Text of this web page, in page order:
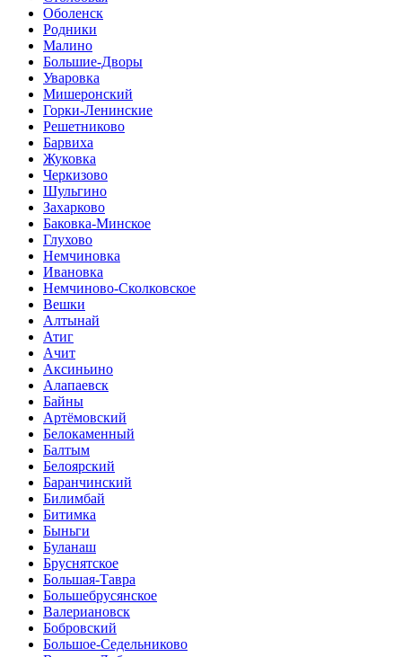
Оболенск
Родники
Малино
Большие-Дворы
Уваровка
Мишеронский
Горки-Ленинские
Решетниково
Барвиха
Жуковка
Черкизово
Шульгино
Захарково
Баковка-Минское
Глухово
Немчиновка
Ивановка
Немчиново-Сколковское
Вешки
Алтынай
Атиг
Ачит
Аксиньино
Алапаевск
Байны
Артёмовский
Белокаменный
Балтым
Белоярский
Баранчинский
Билимбай
Битимка
Быньги
Буланаш
Бруснятское
Большая-Тавра
Большебрусянское
Валериановск
Бобровский
Большое-Седельниково